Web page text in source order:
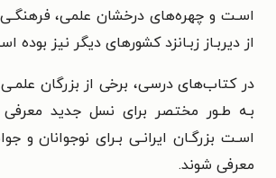
اسـت و چهره‌های درخشان علمی، فرهنگـی
از دیربـاز زبـانزد کشورهای دیگر نیز بوده
در کتاب‌های درسی، برخی از بزرگان
بـه طـور مختصر برای نسل جدید معرفی
اسـت بزرگـان ایرانـی بـرای نوجوانان و
معرفی شوند.